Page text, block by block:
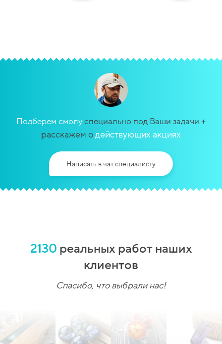
Подберем смолуспециально под Ваши задачи +
расскажем одействующих акциях
Написать в чат специалисту
2130 реальных работ наших
клиентов
Спасибо, что выбрали нас!